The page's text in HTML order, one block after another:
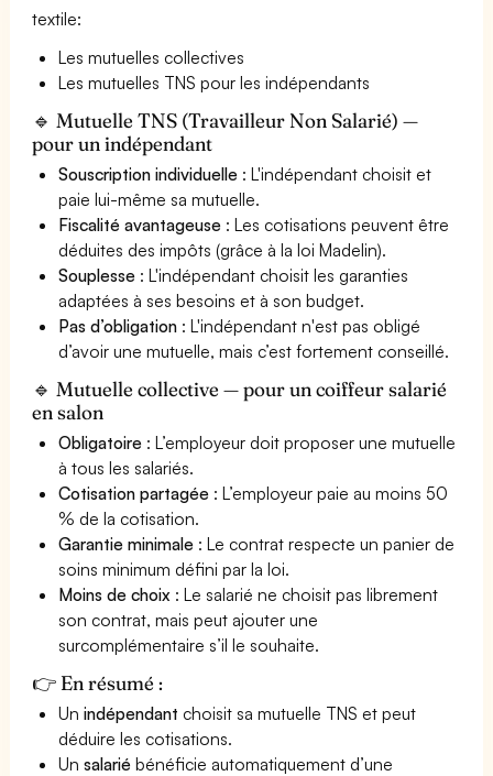
textile:
Les mutuelles collectives
Les mutuelles TNS pour les indépendants
🔹 Mutuelle TNS (Travailleur Non Salarié) —
pour un indépendant
Souscription individuelle : L'indépendant choisit et
paie lui-même sa mutuelle.
Fiscalité avantageuse : Les cotisations peuvent être
déduites des impôts (grâce à la loi Madelin).
Souplesse : L'indépendant choisit les garanties
adaptées à ses besoins et à son budget.
Pas d’obligation : L'indépendant n'est pas obligé
d’avoir une mutuelle, mais c’est fortement conseillé.
🔹 Mutuelle collective — pour un coiffeur salarié
en salon
Obligatoire : L’employeur doit proposer une mutuelle
à tous les salariés.
Cotisation partagée : L’employeur paie au moins 50
% de la cotisation.
Garantie minimale : Le contrat respecte un panier de
soins minimum défini par la loi.
Moins de choix : Le salarié ne choisit pas librement
son contrat, mais peut ajouter une
surcomplémentaire s’il le souhaite.
👉 En résumé :
Unindépendant choisit sa mutuelle TNS et peut
déduire les cotisations.
Unsalarié bénéficie automatiquement d’une